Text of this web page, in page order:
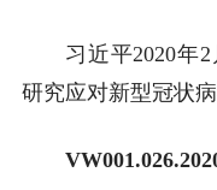
习近平2020年
研究应对新型冠状